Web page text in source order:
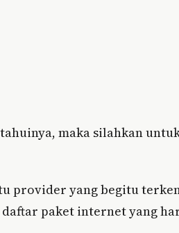
maka silahkan
provider yang begitu
paket internet yang